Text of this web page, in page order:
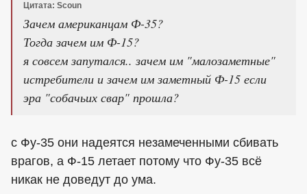
Цитата: Scoun
Зачем американцам Ф-35?
Тогда зачем им Ф-15?
я совсем запутался.. зачем им "малозаметные"
истребители и зачем им заметный Ф-15 если
эра "собачьих свар" прошла?
с Фу-35 они надеятся незамеченными сбивать
врагов, а Ф-15 летает потому что Фу-35 всё
никак не доведут до ума.